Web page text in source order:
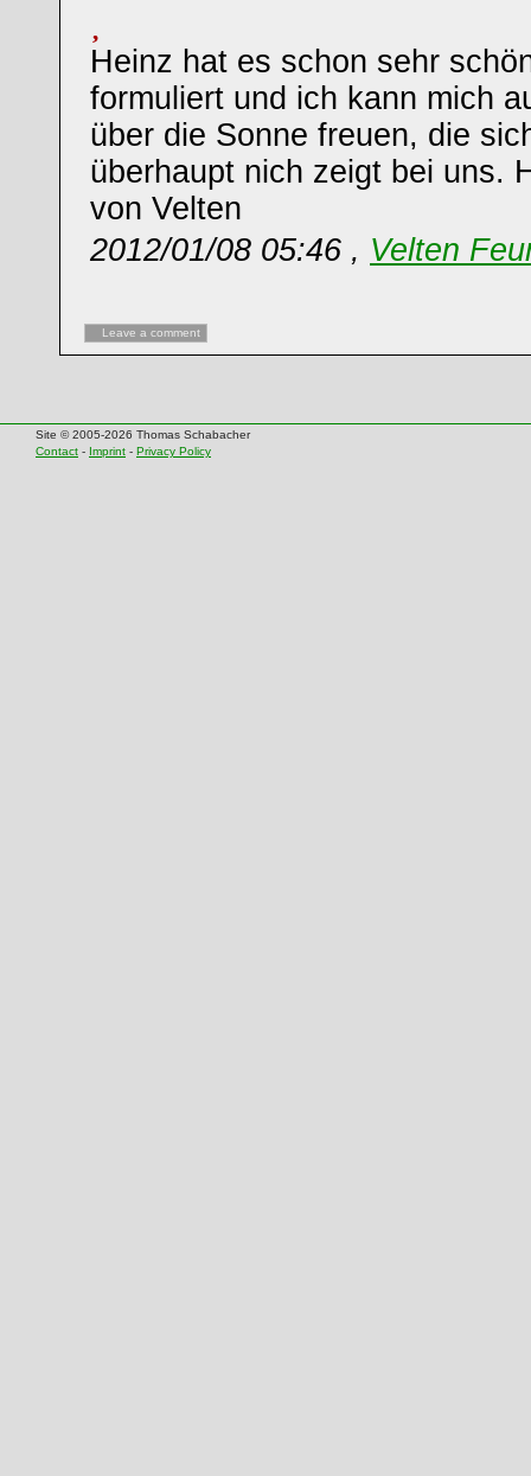
Heinz hat es schon sehr
formuliert und ich kann mich
über die Sonne freuen, die
überhaupt nich zeigt bei uns.
von Velten
2012/01/08 05:46 , Velten
Leave a comment
Site © 2005-2026 Thomas Schabacher
Contact - Imprint - Privacy Policy